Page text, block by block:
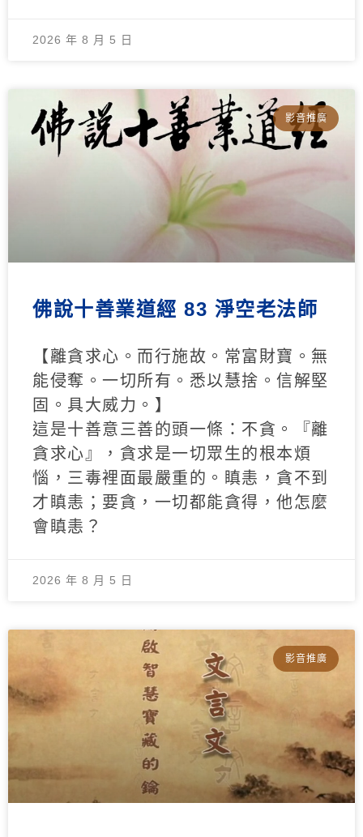
2026 年 8 月 5 日
影音推廣
佛說十善業道經 83 淨空老法師
【離貪求心。而行施故。常富財寶。無
能侵奪。一切所有。悉以慧捨。信解堅
固。具大威力。】
這是十善意三善的頭一條：不貪。『離
貪求心』，貪求是一切眾生的根本煩
惱，三毒裡面最嚴重的。瞋恚，貪不到
才瞋恚；要貪，一切都能貪得，他怎麼
會瞋恚？
2026 年 8 月 5 日
影音推廣